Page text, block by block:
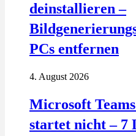
deinstallieren –
PCs entfernen
4. August 2026
Microsoft
startet nicht – 7